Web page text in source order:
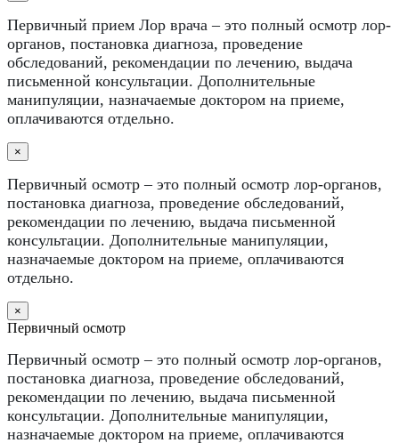
Первичный прием Лор врача – это полный осмотр лор-
органов, постановка диагноза, проведение
обследований, рекомендации по лечению, выдача
письменной консультации. Дополнительные
манипуляции, назначаемые доктором на приеме,
оплачиваются отдельно.
×
Первичный осмотр – это полный осмотр лор-органов,
постановка диагноза, проведение обследований,
рекомендации по лечению, выдача письменной
консультации. Дополнительные манипуляции,
назначаемые доктором на приеме, оплачиваются
отдельно.
×
Первичный осмотр
Первичный осмотр – это полный осмотр лор-органов,
постановка диагноза, проведение обследований,
рекомендации по лечению, выдача письменной
консультации. Дополнительные манипуляции,
назначаемые доктором на приеме, оплачиваются